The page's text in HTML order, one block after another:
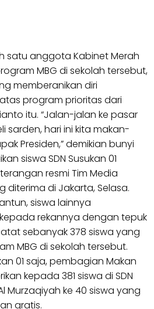
satu anggota Kabinet Merah
MBG di sekolah tersebut,
memberanikan diri
program prioritas dari
itu. “Jalan-jalan ke pasar
sarden, hari ini kita makan-
Presiden,” demikian bunyi
siswa SDN Susukan 01
resmi Tim Media
diterima di Jakarta, Selasa.
siswa lainnya
rekannya dengan tepuk
sebanyak 378 siswa yang
MBG di sekolah tersebut.
01 saja, pembagian Makan
kepada 381 siswa di SDN
Murzaqiyah ke 40 siswa yang
gratis.